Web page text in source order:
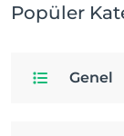
Popüler
Genel